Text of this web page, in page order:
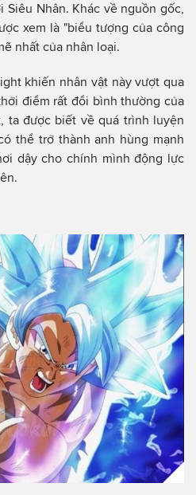
Nhân. Khác về nguồn gốc,
xem là "biểu tượng của công
nhất của nhân loại.
khiến nhân vật này vượt qua
điểm rất đổi bình thường của
ta được biết về quá trình luyện
thể trở thành anh hùng mạnh
dậy cho chính mình động lực